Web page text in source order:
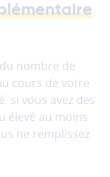
nombre de
cours de votre
si vous avez des
élevé au moins
ne remplissez